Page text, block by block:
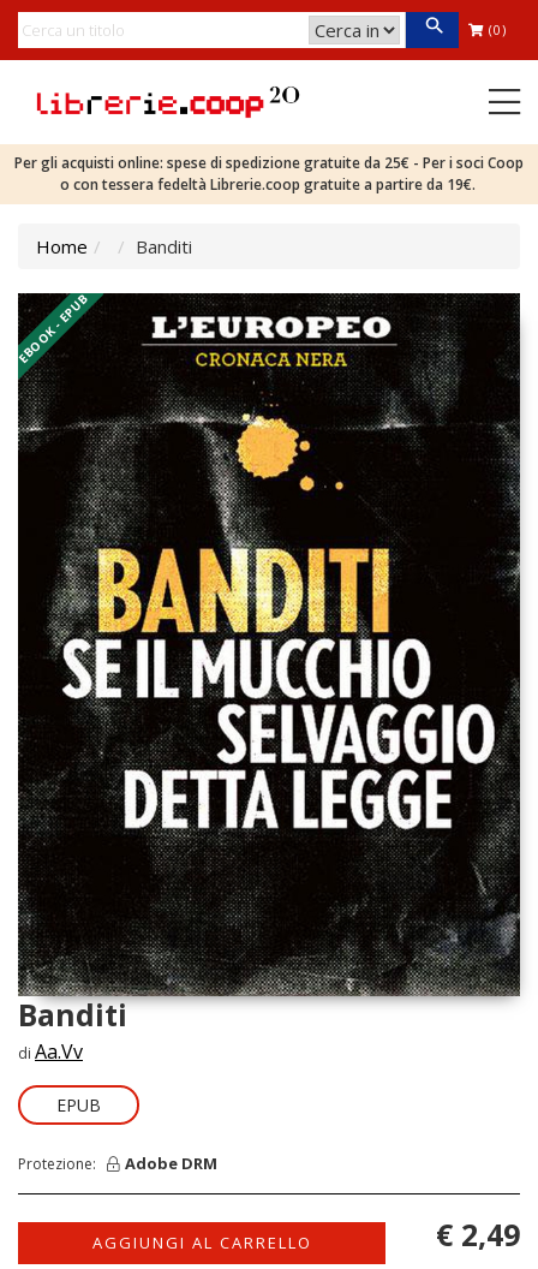
(0)
Per gli acquisti online: spese di spedizione gratuite da 25€ - Per i soci Coop
o con tessera fedeltà Librerie.coop gratuite a partire da 19€.
Home Banditi
EBOOK - EPUB
Banditi
di Aa.Vv
EPUB
Protezione: Adobe DRM
AGGIUNGI AL CARRELLO € 2,49